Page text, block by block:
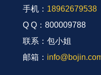
手机： 18962679538
Q Q：800009788
联系：包小姐
邮箱：